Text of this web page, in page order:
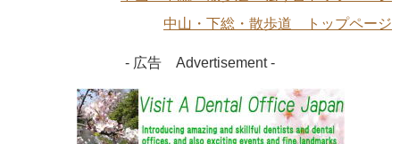
中山・下総・散歩道 トップページ
- 広告 Advertisement -